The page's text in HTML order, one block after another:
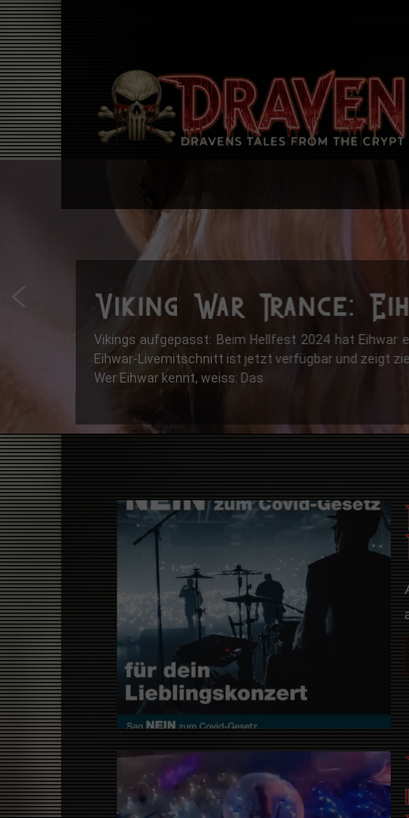
Viking War Trance:
Vikings aufgepasst: Beim Hellfest 2024 hat
Eihwar-Livemitschnitt ist jetzt verfügbar und zeigt
Wer Eihwar kennt, weiss: Das